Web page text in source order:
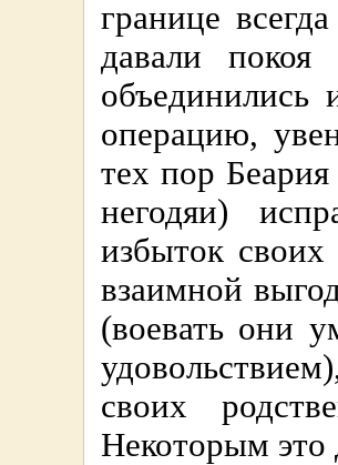
границе
давали
объединились
операцию,
тех пор
негодяи)
избыток своих
взаимной
(воевать они
своих
Некоторым это